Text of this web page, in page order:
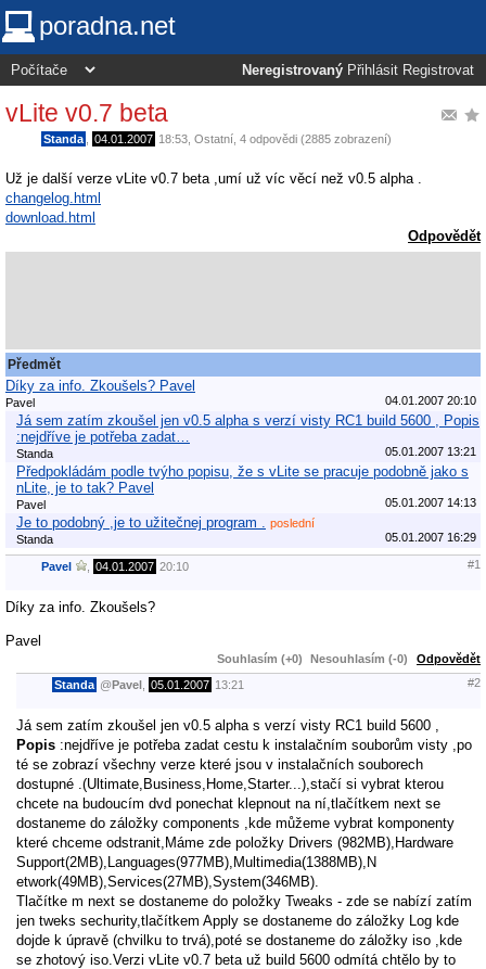
poradna.net
Neregistrovaný Přihlásit Registrovat
vLite v0.7 beta
Standa 04.01.2007 18:53 Ostatní , 4 odpovědi (2885 zobrazení)
Už je další verze vLite v0.7 beta ,umí už víc věcí než v0.5 alpha .
changelog.html
download.html
Odpovědět
Předmět
Díky za info. Zkoušels? Pavel
Pavel 04.01.2007 20:10
Já sem zatím zkoušel jen v0.5 alpha s verzí visty RC1 build 5600 , Popis
:nejdříve je potřeba zadat…
Standa 05.01.2007 13:21
Předpokládám podle tvýho popisu, že s vLite se pracuje podobně jako s
nLite, je to tak? Pavel
Pavel 05.01.2007 14:13
Je to podobný ,je to užitečnej program .
poslední
Standa
05.01.2007 16:29
Pavel 04.01.2007 20:10 #1
Díky za info. Zkoušels?
Pavel
Souhlasím (+0) Nesouhlasím (-0) Odpovědět
Standa @Pavel 05.01.2007 13:21 #2
Já sem zatím zkoušel jen v0.5 alpha s verzí visty RC1 build 5600 ,
Popis :nejdříve je potřeba zadat cestu k instalačním souborům visty ,po
té se zobrazí všechny verze které jsou v instalačních souborech
dostupné .(Ultimate,Business,Home,Starter...),stačí si vybrat kterou
chcete na budoucím dvd ponechat klepnout na ní,tlačítkem next se
dostaneme do záložky components ,kde můžeme vybrat komponenty
které chceme odstranit,Máme zde položky Drivers (982MB),Hardware
Support(2MB),Languages(977MB),Multimedia(1388MB),N
etwork(49MB),Services(27MB),System(346MB).
Tlačítke m next se dostaneme do položky Tweaks - zde se nabízí zatím
jen tweks sechurity,tlačítkem Apply se dostaneme do záložky Log kde
dojde k úpravě (chvilku to trvá),poté se dostaneme do záložky iso ,kde
se zhotový iso.Verzi vLite v0.7 beta už build 5600 odmítá chtělo by to